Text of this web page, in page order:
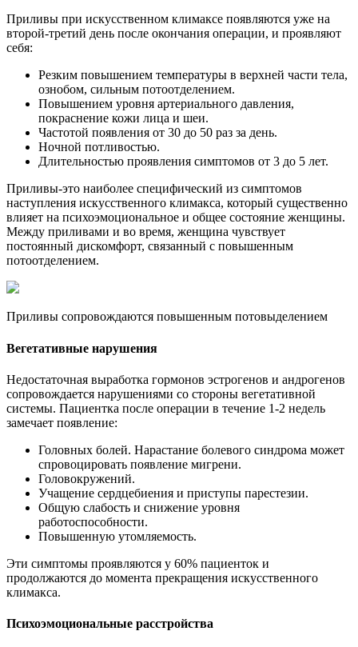
Приливы при искусственном климаксе появляются уже на
второй-третий день после окончания операции, и проявляют
себя:
Резким повышением температуры в верхней части тела,
ознобом, сильным потоотделением.
Повышением уровня артериального давления,
покраснение кожи лица и шеи.
Частотой появления от 30 до 50 раз за день.
Ночной потливостью.
Длительностью проявления симптомов от 3 до 5 лет.
Приливы-это наиболее специфический из симптомов
наступления искусственного климакса, который существенно
влияет на психоэмоциональное и общее состояние женщины.
Между приливами и во время, женщина чувствует
постоянный дискомфорт, связанный с повышенным
потоотделением.
Приливы сопровождаются повышенным потовыделением
Вегетативные нарушения
Недостаточная выработка гормонов эстрогенов и андрогенов
сопровождается нарушениями со стороны вегетативной
системы. Пациентка после операции в течение 1-2 недель
замечает появление:
Головных болей. Нарастание болевого синдрома может
спровоцировать появление мигрени.
Головокружений.
Учащение сердцебиения и приступы парестезии.
Общую слабость и снижение уровня
работоспособности.
Повышенную утомляемость.
Эти симптомы проявляются у 60% пациенток и
продолжаются до момента прекращения искусственного
климакса.
Психоэмоциональные расстройства